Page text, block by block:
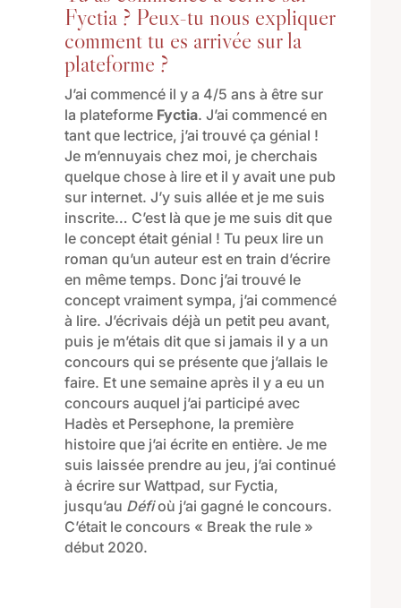
Fyctia ? Peux-tu nous expliquer
comment tu es arrivée sur la
plateforme ?
J’ai commencé il y a 4/5 ans à être sur
la plateforme Fyctia. J’ai commencé en
tant que lectrice, j’ai trouvé ça génial !
Je m’ennuyais chez moi, je cherchais
quelque chose à lire et il y avait une pub
sur internet. J’y suis allée et je me suis
inscrite… C’est là que je me suis dit que
le concept était génial ! Tu peux lire un
roman qu’un auteur est en train d’écrire
en même temps. Donc j’ai trouvé le
concept vraiment sympa, j’ai commencé
à lire. J’écrivais déjà un petit peu avant,
puis je m’étais dit que si jamais il y a un
concours qui se présente que j’allais le
faire. Et une semaine après il y a eu un
concours auquel j’ai participé avec
Hadès et Persephone, la première
histoire que j’ai écrite en entière. Je me
suis laissée prendre au jeu, j’ai continué
à écrire sur Wattpad, sur Fyctia,
jusqu’au Défioù j’ai gagné le concours.
C’était le concours « Break the rule »
début 2020.